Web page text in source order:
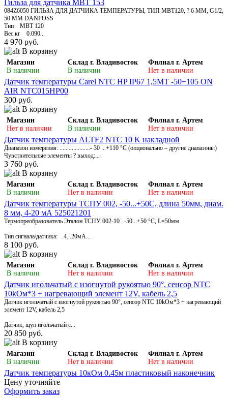
Гильза для датчика MBT 153
084Z6050 ГИЛЬЗА ДЛЯ ДАТЧИКА ТЕМПЕРАТУРЫ, ТИП MBT120, ? 6 ММ, G1/2,
50 ММ DANFOSS
Тип MBT 120
Вес кг 0.090...
4 970 руб.
В корзину
Магазин
В наличии
Склад г. Владивосток
В наличии
Филиал г. Артем
Нет в наличии
Датчик температуры Carel NTC HP IP67 1,5MT -50+105 ON
AIR NTC015HP00
300 руб.
В корзину
Магазин
Нет в наличии
Склад г. Владивосток
В наличии
Филиал г. Артем
Нет в наличии
Датчик температуры ALTF2 NTC 10 K накладной
Диапазон измерения: ....................- 30 ...+110 °C (опционально – другие диапазоны)
Чувствительные элементы ? выход:...
3 760 руб.
В корзину
Магазин
В наличии
Склад г. Владивосток
Нет в наличии
Филиал г. Артем
Нет в наличии
Датчик температуры ТСПУ 002, -50...+50С, длина 50мм, диам.
8 мм, 4-20 мА 525021201
Термопреобразователь Эталон ТСПУ 002-10 -50...+50 °C, L=50мм
Тип сигнала/датчика: 4...20мА...
8 100 руб.
В корзину
Магазин
В наличии
Склад г. Владивосток
Нет в наличии
Филиал г. Артем
Нет в наличии
Датчик игольчатый с изогнутой рукоятью 90°, сенсор NTC
10kОм*3 + нагревающий элемент 12V, кабель 2,5
Датчик игольчатый с изогнутой рукоятью 90°, сенсор NTC 10kОм*3 + нагревающий
элемент 12V, кабель 2,5
Датчик, щуп игольчатый с...
20 850 руб.
В корзину
Магазин
В наличии
Склад г. Владивосток
Нет в наличии
Филиал г. Артем
Нет в наличии
Датчик температуры 10кОм 0.45м пластиковый наконечник
Цену уточняйте
Оформить заказ